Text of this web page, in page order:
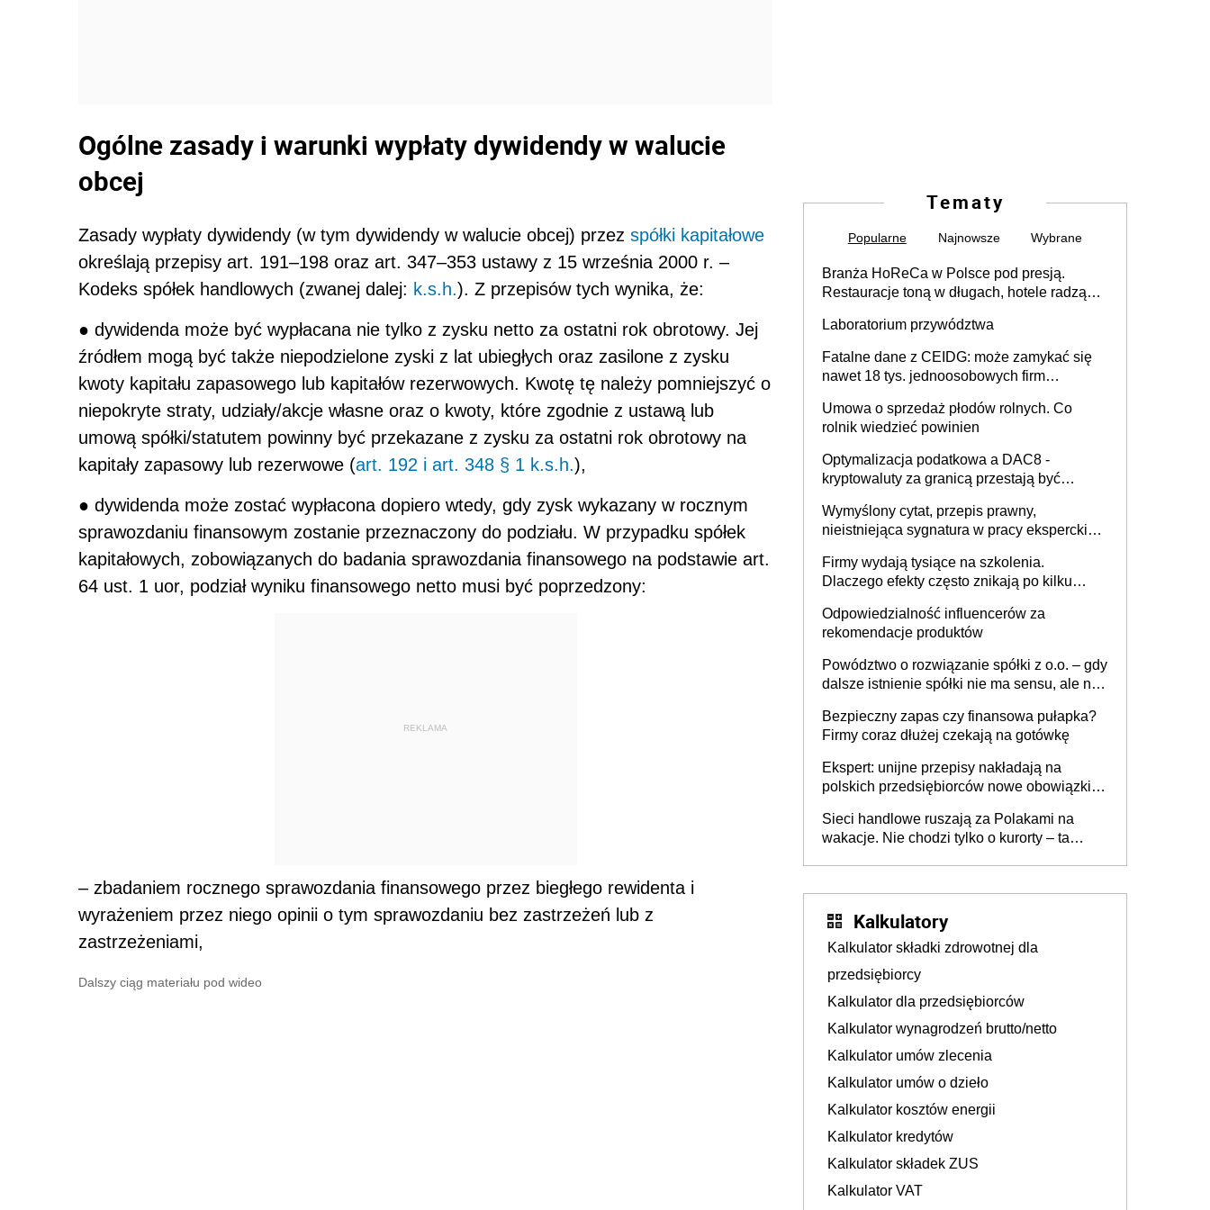
Ogólne zasady i warunki wypłaty dywidendy w walucie
obcej
Zasady wypłaty dywidendy (w tym dywidendy w walucie obcej) przez spółki kapitałowe
określają przepisy art. 191–198 oraz art. 347–353 ustawy z 15 września 2000 r. –
Kodeks spółek handlowych (zwanej dalej: k.s.h.). Z przepisów tych wynika, że:
● dywidenda może być wypłacana nie tylko z zysku netto za ostatni rok obrotowy. Jej
źródłem mogą być także niepodzielone zyski z lat ubiegłych oraz zasilone z zysku
kwoty kapitału zapasowego lub kapitałów rezerwowych. Kwotę tę należy pomniejszyć o
niepokryte straty, udziały/akcje własne oraz o kwoty, które zgodnie z ustawą lub
umową spółki/statutem powinny być przekazane z zysku za ostatni rok obrotowy na
kapitały zapasowy lub rezerwowe (art. 192 i art. 348 § 1 k.s.h.),
● dywidenda może zostać wypłacona dopiero wtedy, gdy zysk wykazany w rocznym
sprawozdaniu finansowym zostanie przeznaczony do podziału. W przypadku spółek
kapitałowych, zobowiązanych do badania sprawozdania finansowego na podstawie art.
64 ust. 1 uor, podział wyniku finansowego netto musi być poprzedzony:
REKLAMA
– zbadaniem rocznego sprawozdania finansowego przez biegłego rewidenta i
wyrażeniem przez niego opinii o tym sprawozdaniu bez zastrzeżeń lub z
zastrzeżeniami,
Dalszy ciąg materiału pod wideo
Tematy
Popularne Najnowsze Wybrane
Branża HoReCa w Polsce pod presją.
Restauracje toną w długach, hotele radzą
Laboratorium przywództwa
Fatalne dane z CEIDG: może zamykać się
nawet 18 tys. jednoosobowych firm
Umowa o sprzedaż płodów rolnych. Co
rolnik wiedzieć powinien
Optymalizacja podatkowa a DAC8 -
kryptowaluty za granicą przestają być
Wymyślony cytat, przepis prawny,
nieistniejąca sygnatura w pracy eksperckiej -
firmie
Firmy wydają tysiące na szkolenia.
Dlaczego efekty często znikają po kilku
Odpowiedzialność influencerów za
rekomendacje produktów
Powództwo o rozwiązanie spółki z o.o. – gdy
dalsze istnienie spółki nie ma sensu, ale nie
Bezpieczny zapas czy finansowa pułapka?
Firmy coraz dłużej czekają na gotówkę
Ekspert: unijne przepisy nakładają na
polskich przedsiębiorców nowe obowiązki w
Sieci handlowe ruszają za Polakami na
wakacje. Nie chodzi tylko o kurorty – ta
Kalkulatory
Kalkulator składki zdrowotnej dla
przedsiębiorcy
Kalkulator dla przedsiębiorców
Kalkulator wynagrodzeń brutto/netto
Kalkulator umów zlecenia
Kalkulator umów o dzieło
Kalkulator kosztów energii
Kalkulator kredytów
Kalkulator składek ZUS
Kalkulator VAT